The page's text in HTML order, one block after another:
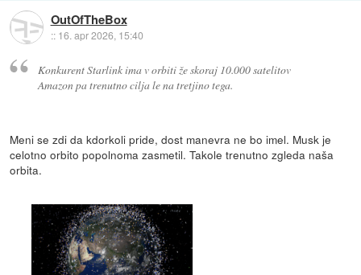
OutOfTheBox
:: 16. apr 2026, 15:40
Konkurent Starlink ima v orbiti že skoraj 10.000 satelitov
Amazon pa trenutno cilja le na tretjino tega.
Meni se zdi da kdorkoli pride, dost manevra ne bo imel. Musk je
celotno orbito popolnoma zasmetil. Takole trenutno zgleda naša
orbita.